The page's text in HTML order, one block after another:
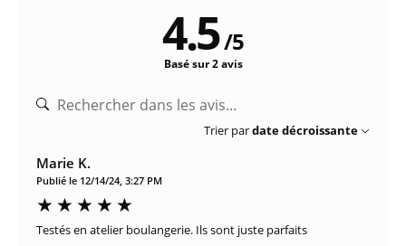
4.5/5
Basé sur 2 avis
Trier pardate décroissante
Marie K.
Publié le 12/14/24, 3:27 PM
Testés en atelier boulangerie. Ils sont juste parfaits